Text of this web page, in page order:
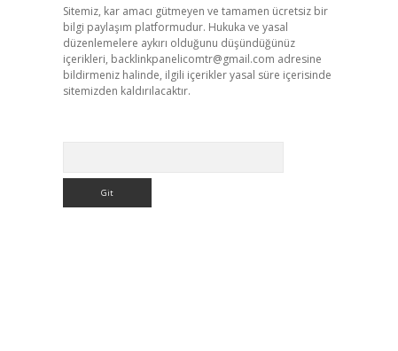
Sitemiz, kar amacı gütmeyen ve tamamen ücretsiz bir
bilgi paylaşım platformudur. Hukuka ve yasal
düzenlemelere aykırı olduğunu düşündüğünüz
içerikleri, backlinkpanelicomtr@gmail.com adresine
bildirmeniz halinde, ilgili içerikler yasal süre içerisinde
sitemizden kaldırılacaktır.